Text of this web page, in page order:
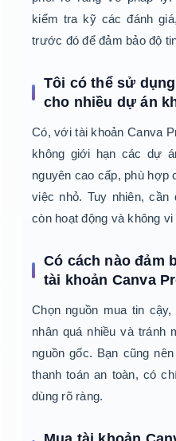
kiểm tra kỹ các đánh
trước đó để đảm bảo độ
Tôi có thể sử
cho nhiều dự án
Có, với tài khoản Canva
không giới hạn các dự
nguyên cao cấp, phù hợp
việc nhỏ. Tuy nhiên, cần
còn hoạt động và không
Có cách nào đảm
tài khoản Canva
Chọn nguồn mua tin
nhân quá nhiều và tránh
nguồn gốc. Bạn cũng
thanh toán an toàn, có
dùng rõ ràng.